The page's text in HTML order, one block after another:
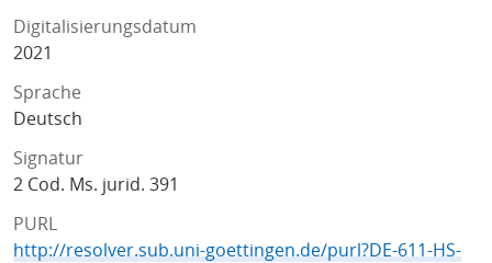
Digitalisierungsdatum
2021
Sprache
Deutsch
Signatur
2 Cod. Ms. jurid. 391
PURL
http://resolver.sub.uni-goettingen.de/purl?DE-611-HS-